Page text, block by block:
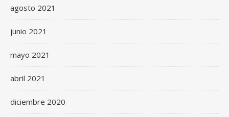
agosto 2021
junio 2021
mayo 2021
abril 2021
diciembre 2020